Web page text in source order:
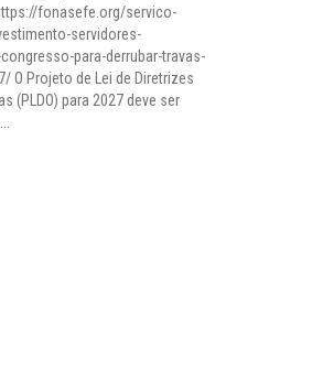
https://fonasefe.org/servico-
servidores-
para-derrubar-travas-
O Projeto de Lei de Diretrizes
(PLDO) para 2027 deve ser